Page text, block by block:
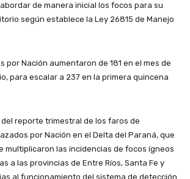
de manera inicial los focos para su
según establece la Ley 26815 de Manejo
por Nación aumentaron de 181 en el mes de
para escalar a 237 en la primera quincena
reporte trimestral de los faros de
por Nación en el Delta del Paraná, que
multiplicaron las incidencias de focos ígneos
a las provincias de Entre Ríos, Santa Fe y
al funcionamiento del sistema de detección